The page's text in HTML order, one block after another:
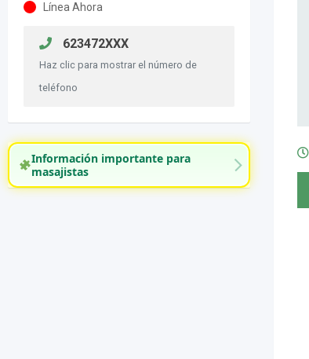
Línea Ahora
623472XXX
Haz clic para mostrar el número de
teléfono
Información importante para
masajistas